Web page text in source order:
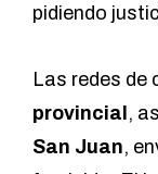
pidiendo
Las redes de
provincial,
San Juan,